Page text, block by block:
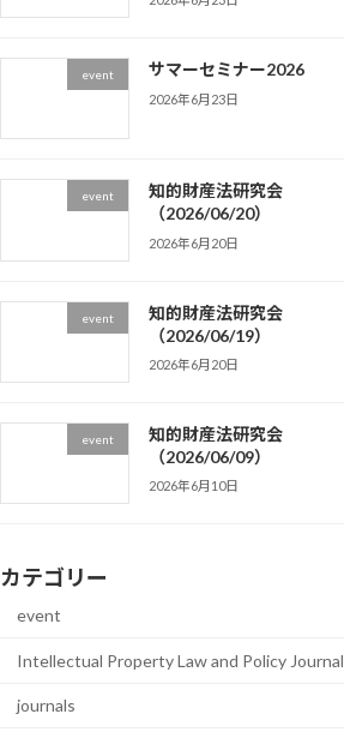
event サマーセミナー2026
2026年6月23日
event
知的財産法研究会
（2026/06/20）
2026年6月20日
event
知的財産法研究会
（2026/06/19）
2026年6月20日
event
知的財産法研究会
（2026/06/09）
2026年6月10日
カテゴリー
event
Intellectual Property Law and Policy Journal
journals